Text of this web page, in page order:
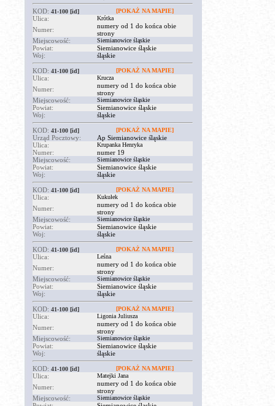
KOD: 41-100 [id] [POKAŻ NA MAPIE]
Ulica: Krótka
Numer:
numery od 1 do końca obie
strony
Miejscowość:
Siemianowice śląskie
Powiat:
Siemianowice śląskie
Woj:
śląskie
KOD: 41-100 [id] [POKAŻ NA MAPIE]
Ulica: Krucza
Numer:
numery od 1 do końca obie
strony
Miejscowość:
Siemianowice śląskie
Powiat:
Siemianowice śląskie
Woj:
śląskie
KOD: 41-100 [id] [POKAŻ NA MAPIE]
Urząd Pocztowy:
Ap Siemianowice śląskie
Ulica:
Krupanka Henryka
Numer:
numer 19
Miejscowość:
Siemianowice śląskie
Powiat:
Siemianowice śląskie
Woj:
śląskie
KOD: 41-100 [id] [POKAŻ NA MAPIE]
Ulica: Kukułek
Numer:
numery od 1 do końca obie
strony
Miejscowość:
Siemianowice śląskie
Powiat:
Siemianowice śląskie
Woj:
śląskie
KOD: 41-100 [id] [POKAŻ NA MAPIE]
Ulica: Leśna
Numer:
numery od 1 do końca obie
strony
Miejscowość:
Siemianowice śląskie
Powiat:
Siemianowice śląskie
Woj:
śląskie
KOD: 41-100 [id] [POKAŻ NA MAPIE]
Ulica: Ligonia Juliusza
Numer:
numery od 1 do końca obie
strony
Miejscowość:
Siemianowice śląskie
Powiat:
Siemianowice śląskie
Woj:
śląskie
KOD: 41-100 [id] [POKAŻ NA MAPIE]
Ulica: Matejki Jana
Numer:
numery od 1 do końca obie
strony
Miejscowość:
Siemianowice śląskie